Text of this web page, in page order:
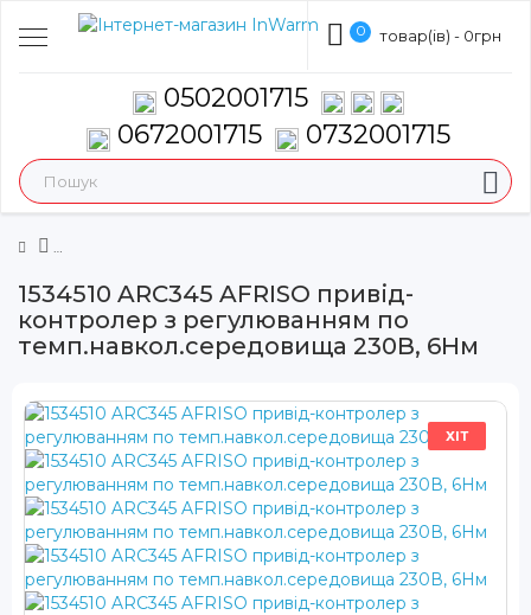
0 товар(ів) - 0грн
0502001715
0672001715
0732001715
1534510 ARC345 AFRISO привід-
контролер з регулюванням по
темп.навкол.середовища 230В, 6Нм
ХІТ